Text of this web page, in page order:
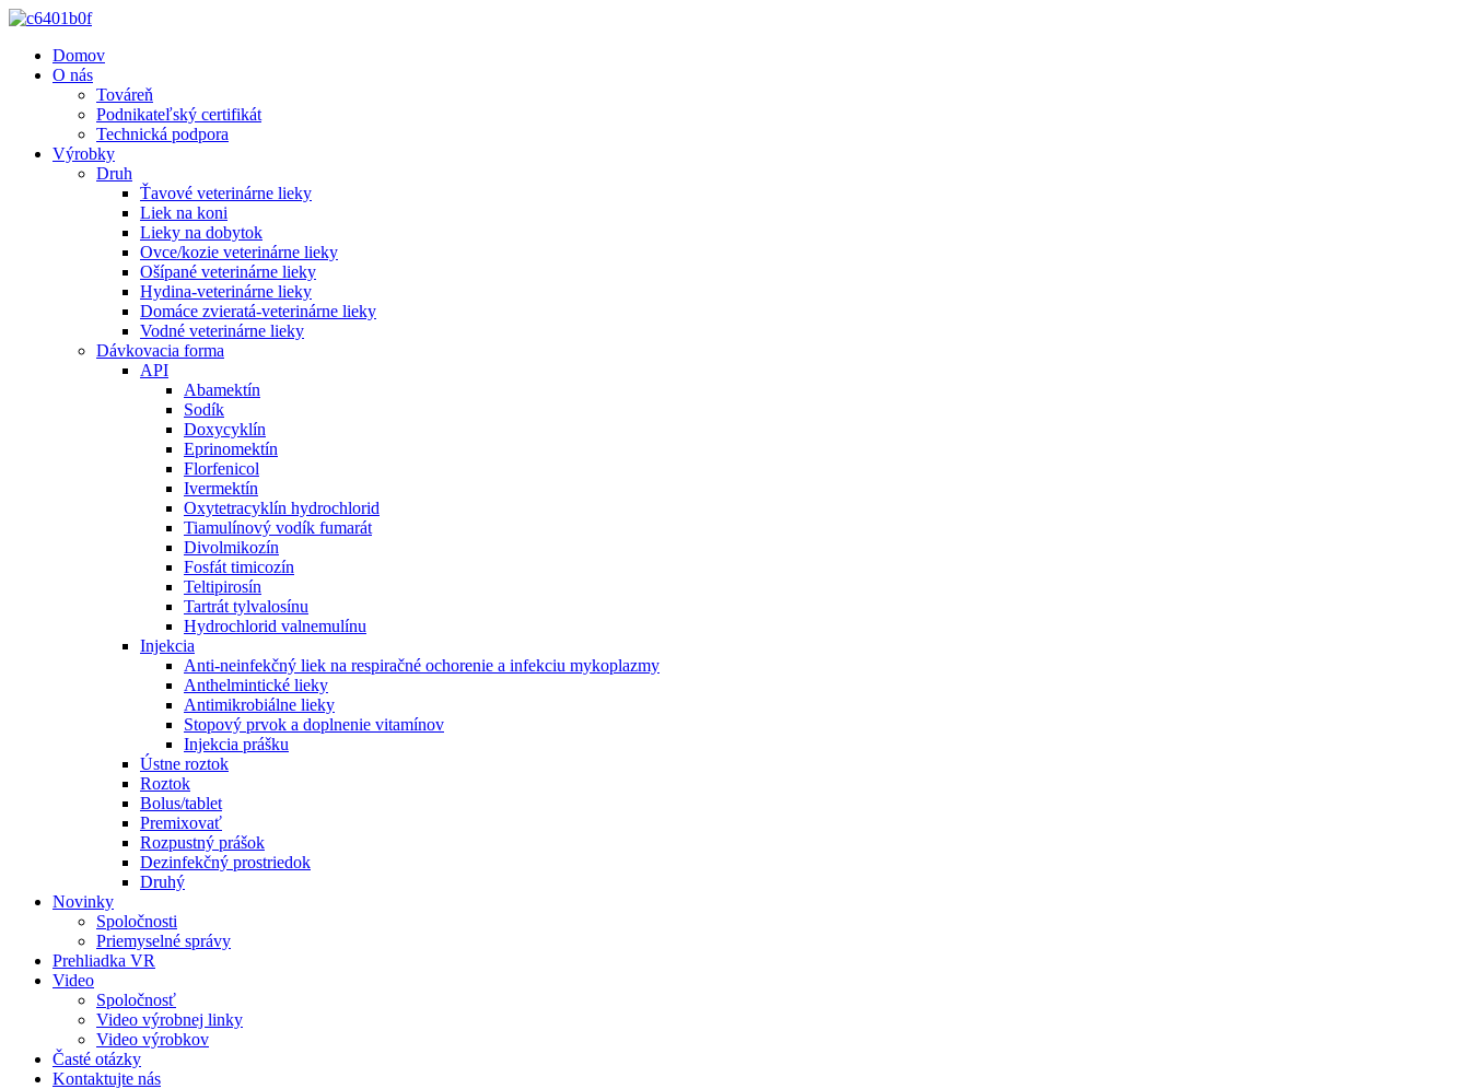
Domov
O nás
Továreň
Podnikateľský certifikát
Technická podpora
Výrobky
Druh
Ťavové veterinárne lieky
Liek na koni
Lieky na dobytok
Ovce/kozie veterinárne lieky
Ošípané veterinárne lieky
Hydina-veterinárne lieky
Domáce zvieratá-veterinárne lieky
Vodné veterinárne lieky
Dávkovacia forma
API
Abamektín
Sodík
Doxycyklín
Eprinomektín
Florfenicol
Ivermektín
Oxytetracyklín hydrochlorid
Tiamulínový vodík fumarát
Divolmikozín
Fosfát timicozín
Teltipirosín
Tartrát tylvalosínu
Hydrochlorid valnemulínu
Injekcia
Anti-neinfekčný liek na respiračné ochorenie a infekciu mykoplazmy
Anthelmintické lieky
Antimikrobiálne lieky
Stopový prvok a doplnenie vitamínov
Injekcia prášku
Ústne roztok
Roztok
Bolus/tablet
Premixovať
Rozpustný prášok
Dezinfekčný prostriedok
Druhý
Novinky
Spoločnosti
Priemyselné správy
Prehliadka VR
Video
Spoločnosť
Video výrobnej linky
Video výrobkov
Časté otázky
Kontaktujte nás